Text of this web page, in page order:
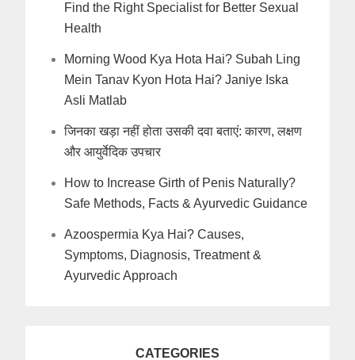
Find the Right Specialist for Better Sexual
Health
Morning Wood Kya Hota Hai? Subah Ling
Mein Tanav Kyon Hota Hai? Janiye Iska
Asli Matlab
जिनका खड़ा नहीं होता उसकी दवा बताएं: कारण, लक्षण
और आयुर्वेदिक उपचार
How to Increase Girth of Penis Naturally?
Safe Methods, Facts & Ayurvedic Guidance
Azoospermia Kya Hai? Causes,
Symptoms, Diagnosis, Treatment &
Ayurvedic Approach
CATEGORIES